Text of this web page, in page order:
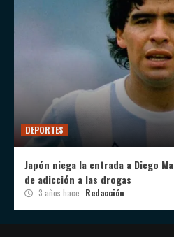
DEPORTES
Japón niega la entrada a Diego
de adicción a las drogas
3 años hace Redacción